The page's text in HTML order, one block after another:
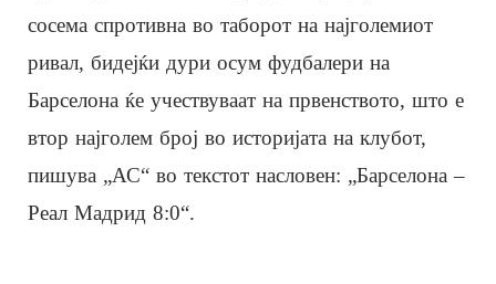
сосема спротивна во таборот на најголемиот
ривал, бидејќи дури осум фудбалери на
Барселона ќе учествуваат на првенството, што е
втор најголем број во историјата на клубот,
пишува „АС“ во текстот насловен: „Барселона –
Реал Мадрид 8:0“.